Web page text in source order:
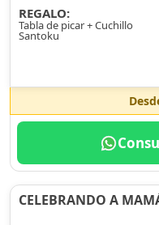
REGALO:
Tabla de picar + Cuchillo
Santoku
CELEBRANDO A